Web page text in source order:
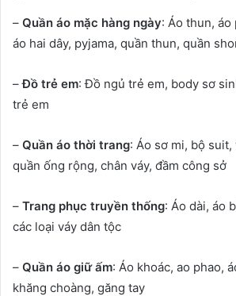
– Quần áo mặc hàng ngày: Áo thun,
áo hai dây, pyjama, quần thun, quần
–Đồ trẻ em: Đồ ngủ trẻ em, body sơ
trẻ em
– Quần áo thời trang: Áo sơ mi, bộ suit,
quần ống rộng, chân váy, đầm công sở
– Trang phục truyền thống: Áo dài, áo
các loại váy dân tộc
– Quần áo giữ ấm: Áo khoác, ao phao,
khăng choàng, găng tay